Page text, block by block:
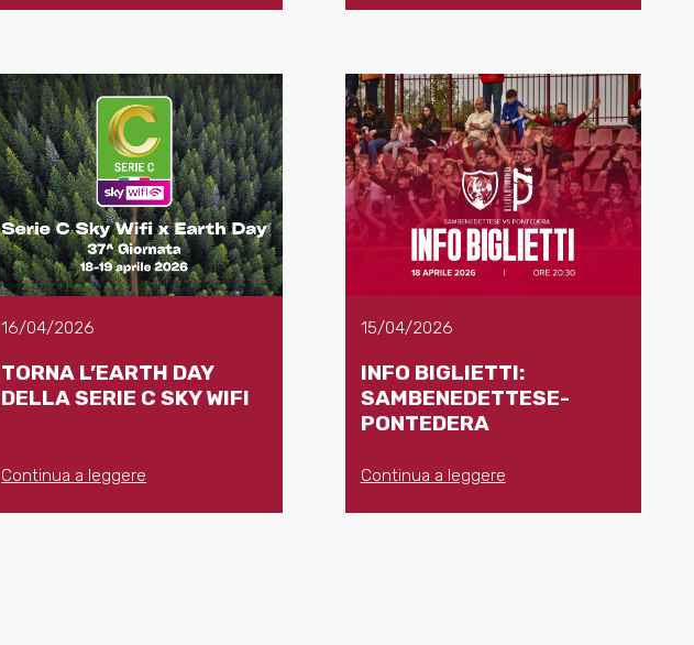
16/04/2026
TORNA L’EARTH DAY
DELLA SERIE C SKY WIFI
Continua a leggere
15/04/2026
INFO BIGLIETTI:
SAMBENEDETTESE-
PONTEDERA
Continua a leggere